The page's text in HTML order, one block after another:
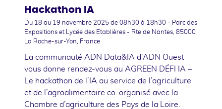
Hackathon IA
Du 18 au 19 novembre 2025 de 08h30 à 18h30 - Parc des
Expositions et Lycée des Etablières - Rte de Nantes, 85000
La Roche-sur-Yon, France
La communauté ADN Data&IA d'ADN Ouest
vous donne rendez-vous au AGREEN DÉFI IA –
Le hackathon de l’IA au service de l’agriculture
et de l’agroalimentaire co-organisé avec la
Chambre d’agriculture des Pays de la Loire.